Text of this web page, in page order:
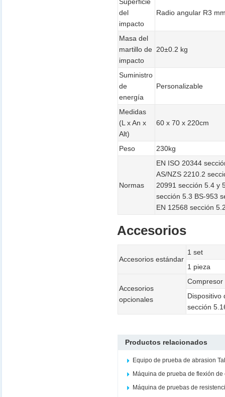
del
impacto
Radio angular R3
Masa del
martillo de
impacto
20±0.2 kg
Suministro
de
energía
Personalizable
Medidas
(L x An x
Alt)
60 x 70 x 220cm
Peso 230kg
Normas
EN ISO 20344
AS/NZS 2210.2
20991 sección 5.4 y
sección 5.3 BS-953
EN 12568 sección
Accesorios
Accesorios estándar
1 set
1 pieza
Accesorios
opcionales
Compresor
Dispositivo
sección
Productos relacionados
Equipo de prueba de abrasion
Máquina de prueba de flexión de
Máquina de pruebas de